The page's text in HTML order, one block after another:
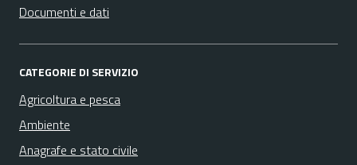
Documenti e dati
CATEGORIE DI SERVIZIO
Agricoltura e pesca
Ambiente
Anagrafe e stato civile